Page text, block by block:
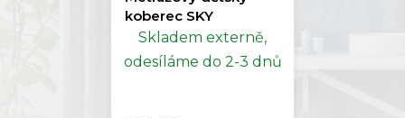
koberec SKY
Skladem externě,
odesíláme do 2-3 dnů